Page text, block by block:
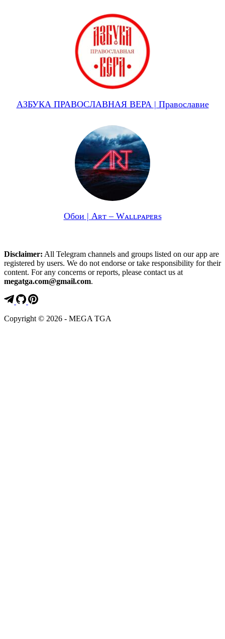
АЗБУКА ПРАВОСЛАВНАЯ ВЕРА | Православие
Обои | Aʀᴛ – Wᴀʟʟᴘᴀᴘᴇʀs
Disclaimer: All Telegram channels and groups listed on our app are
registered by users. We do not endorse or take responsibility for their
content. For any concerns or reports, please contact us at
megatga.com@gmail.com.
Copyright © 2026 - MEGA TGA